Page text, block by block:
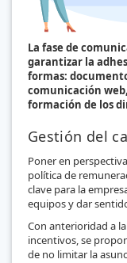
La fase de
garantizar la
formas:
comunicación
formación de los
Gestión del
Poner en
política de
clave para la
equipos y dar
Con anterioridad a
incentivos, se
de no limitar la